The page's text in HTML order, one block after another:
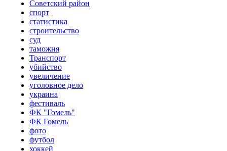
Советский район
спорт
статистика
строительство
суд
таможня
Транспорт
убийство
увеличение
уголовное дело
украина
фестиваль
ФК "Гомель"
ФК Гомель
фото
футбол
хоккей